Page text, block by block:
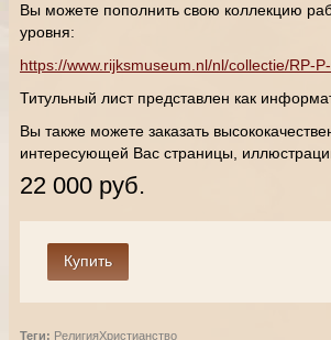
Вы можете пополнить свою коллекцию
уровня:
https://www.rijksmuseum.nl/nl/collectie/RP-
Титульный лист представлен как
Вы также можете заказать
интересующей Вас страницы,
22 000 руб.
Теги: РелигияХристианство